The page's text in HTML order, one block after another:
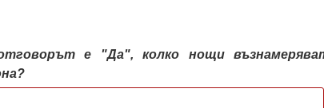
е "Да", колко нощи